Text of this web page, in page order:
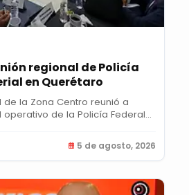
regional de Policía
en Querétaro
de la Zona Centro reunió a
de la Policía Federal...
5 de agosto, 2026